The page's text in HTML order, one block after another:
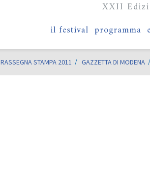
XXII
il festival programma
RASSEGNA STAMPA 2011 GAZZETTA DI MODENA